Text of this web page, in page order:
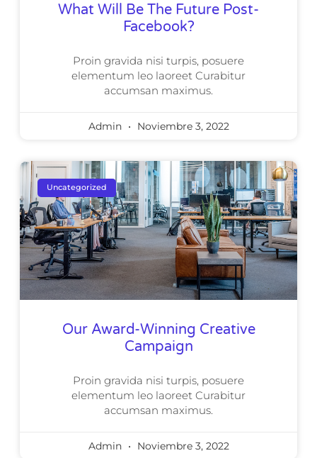
What Will Be The Future Post-
Facebook?
Proin gravida nisi turpis, posuere
elementum leo laoreet Curabitur
accumsan maximus.
Admin Noviembre 3, 2022
Uncategorized
Our Award-Winning Creative
Campaign
Proin gravida nisi turpis, posuere
elementum leo laoreet Curabitur
accumsan maximus.
Admin Noviembre 3, 2022